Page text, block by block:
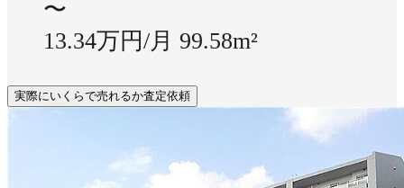
〜
13.34万円/月 99.58m²
実際にいくらで売れるか査定依頼